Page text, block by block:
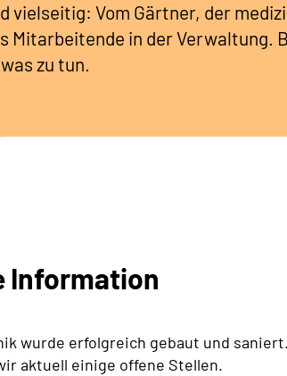
vielseitig: Vom Gärtner, der
Mitarbeitende in der Verwaltung.
zu tun.
Information
wurde erfolgreich gebaut und
aktuell einige offene Stellen.